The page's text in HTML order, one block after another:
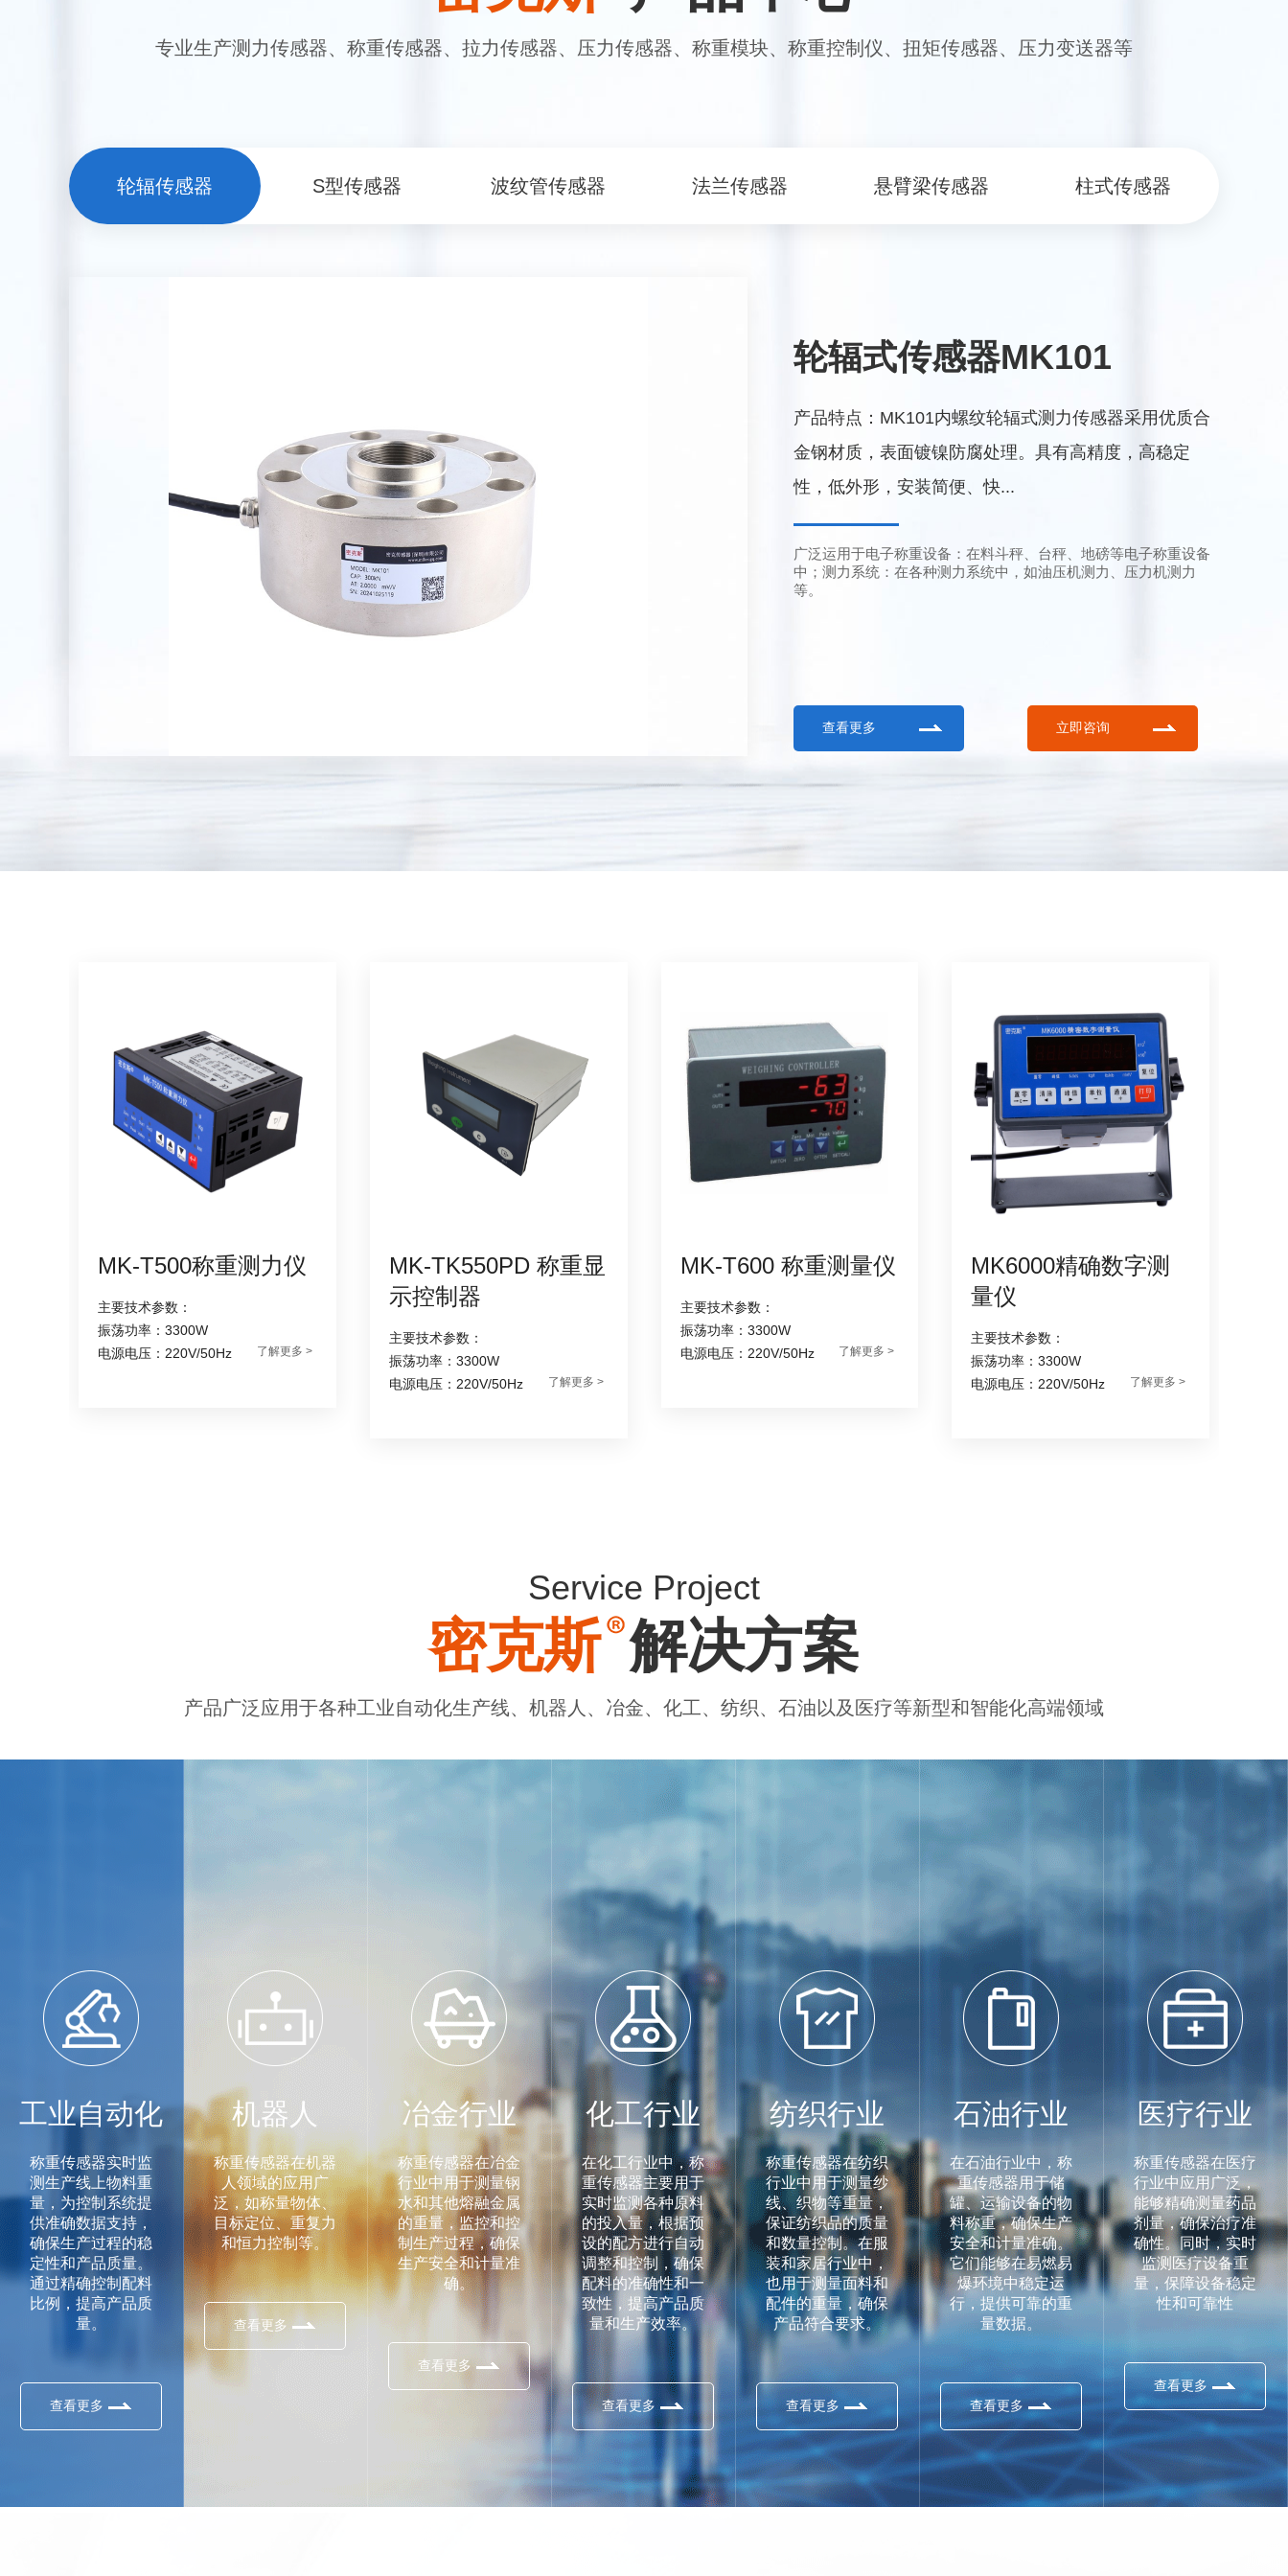
专业生产测力传感器、称重传感器、拉力传感器、压力传感器、称重模块、称重控制仪、扭矩传感器、压力变送器等
轮辐传感器 S型传感器 波纹管传感器 法兰传感器 悬臂梁传感器 柱式传感器
轮辐式传感器MK101
产品特点：MK101内螺纹轮辐式测力传感器采用优质合
金钢材质，表面镀镍防腐处理。具有高精度，高稳定
性，低外形，安装简便、快...
广泛运用于电子称重设备：在料斗秤、台秤、地磅等电子称重设备
中；测力系统：在各种测力系统中，如油压机测力、压力机测力
等。
查看更多 立即咨询
MK-T500称重测力仪
主要技术参数：
振荡功率：3300W
电源电压：220V/50Hz
了解更多 >
MK-TK550PD 称重显
示控制器
主要技术参数：
振荡功率：3300W
电源电压：220V/50Hz
了解更多 >
MK-T600 称重测量仪
主要技术参数：
振荡功率：3300W
电源电压：220V/50Hz
了解更多 >
MK6000精确数字测
量仪
主要技术参数：
振荡功率：3300W
电源电压：220V/50Hz
了解更多 >
Service Project
密克斯 解决方案
产品广泛应用于各种工业自动化生产线、机器人、冶金、化工、纺织、石油以及医疗等新型和智能化高端领域
工业自动化
称重传感器实时监
测生产线上物料重
量，为控制系统提
供准确数据支持，
确保生产过程的稳
定性和产品质量。
通过精确控制配料
比例，提高产品质
量。
查看更多
机器人
称重传感器在机器
人领域的应用广
泛，如称量物体、
目标定位、重复力
和恒力控制等。
查看更多
冶金行业
称重传感器在冶金
行业中用于测量钢
水和其他熔融金属
的重量，监控和控
制生产过程，确保
生产安全和计量准
确。
查看更多
化工行业
在化工行业中，称
重传感器主要用于
实时监测各种原料
的投入量，根据预
设的配方进行自动
调整和控制，确保
配料的准确性和一
致性，提高产品质
量和生产效率。
查看更多
纺织行业
称重传感器在纺织
行业中用于测量纱
线、织物等重量，
保证纺织品的质量
和数量控制。在服
装和家居行业中，
也用于测量面料和
配件的重量，确保
产品符合要求。
查看更多
石油行业
在石油行业中，称
重传感器用于储
罐、运输设备的物
料称重，确保生产
安全和计量准确。
它们能够在易燃易
爆环境中稳定运
行，提供可靠的重
量数据。
查看更多
医疗行业
称重传感器在医疗
行业中应用广泛，
能够精确测量药品
剂量，确保治疗准
确性。同时，实时
监测医疗设备重
量，保障设备稳定
性和可靠性
查看更多